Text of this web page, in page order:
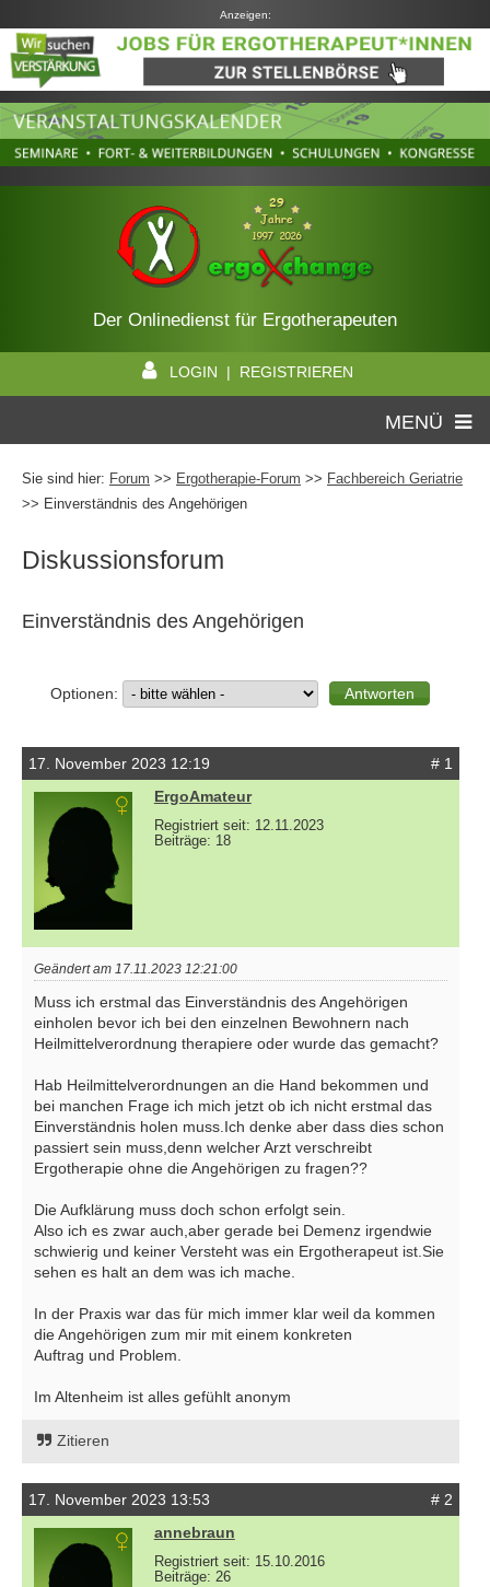
Anzeigen:
Der Onlinedienst für Ergotherapeuten
LOGIN | REGISTRIEREN
MENÜ
Sie sind hier: Forum >> Ergotherapie-Forum >> Fachbereich Geriatrie
>> Einverständnis des Angehörigen
Diskussionsforum
Einverständnis des Angehörigen
Optionen:
17. November 2023 12:19
# 1
ErgoAmateur
Registriert seit: 12.11.2023
Beiträge: 18
Geändert am 17.11.2023 12:21:00
Muss ich erstmal das Einverständnis des Angehörigen
einholen bevor ich bei den einzelnen Bewohnern nach
Heilmittelverordnung therapiere oder wurde das gemacht?
Hab Heilmittelverordnungen an die Hand bekommen und
bei manchen Frage ich mich jetzt ob ich nicht erstmal das
Einverständnis holen muss.Ich denke aber dass dies schon
passiert sein muss,denn welcher Arzt verschreibt
Ergotherapie ohne die Angehörigen zu fragen??
Die Aufklärung muss doch schon erfolgt sein.
Also ich es zwar auch,aber gerade bei Demenz irgendwie
schwierig und keiner Versteht was ein Ergotherapeut ist.Sie
sehen es halt an dem was ich mache.
In der Praxis war das für mich immer klar weil da kommen
die Angehörigen zum mir mit einem konkreten
Auftrag und Problem.
Im Altenheim ist alles gefühlt anonym
Zitieren
17. November 2023 13:53
# 2
annebraun
Registriert seit: 15.10.2016
Beiträge: 26